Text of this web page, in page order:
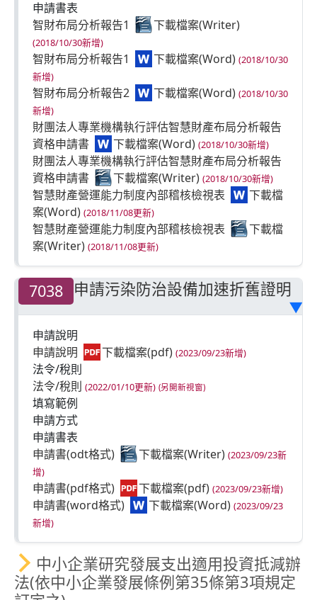
法令/稅則
填寫範例
申請方式
申請書表
智財布局分析報告1
(2018/10/30新增)
智財布局分析報告1
(2018/10/30
新增)
智財布局分析報告2
(2018/10/30
新增)
財團法人專業機構執行評估智慧財產布局分析報告
資格申請書
(2018/10/30新增)
財團法人專業機構執行評估智慧財產布局分析報告
資格申請書
(2018/10/30新增)
智慧財產營運能力制度內部稽核檢視表
(2018/11/08更新)
智慧財產營運能力制度內部稽核檢視表
(2018/11/08更新)
7038 申請污染防治設備加速折舊證明
▶
申請說明
申請說明
(2023/09/23新增)
法令/稅則
法令/稅則 (2022/01/10更新)
填寫範例
申請方式
申請書表
申請書(odt格式)
(2023/09/23新
增)
申請書(pdf格式) (2023/09/23新增)
申請書(word格式)
(2023/09/23
新增)
中小企業研究發展支出適用投資抵減辦
法(依中小企業發展條例第35條第3項規定